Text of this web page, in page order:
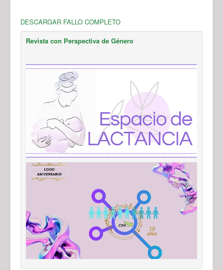
DESCARGAR FALLO COMPLETO
Revista con Perspectiva de Género